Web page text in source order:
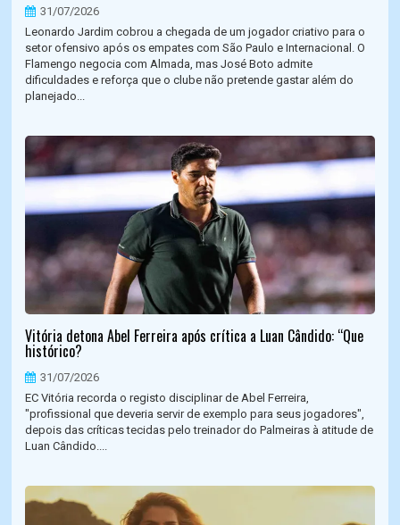
31/07/2026
Leonardo Jardim cobrou a chegada de um jogador criativo para o
setor ofensivo após os empates com São Paulo e Internacional. O
Flamengo negocia com Almada, mas José Boto admite
dificuldades e reforça que o clube não pretende gastar além do
planejado...
Vitória detona Abel Ferreira após crítica a Luan Cândido: “Que
histórico?
31/07/2026
EC Vitória recorda o registo disciplinar de Abel Ferreira,
"profissional que deveria servir de exemplo para seus jogadores",
depois das críticas tecidas pelo treinador do Palmeiras à atitude de
Luan Cândido....